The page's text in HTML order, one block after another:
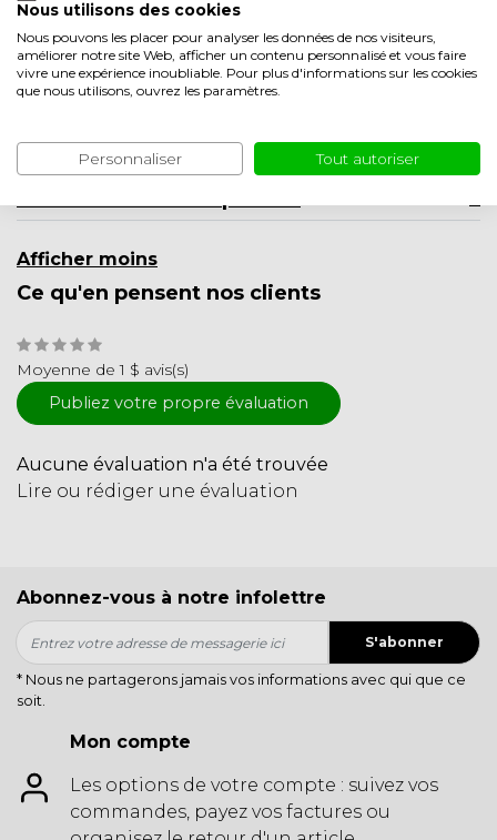
Garantie de 5 ans
Qualité artisanale des Pays-Bas
Description du produit
Afficher moins
Ce qu'en pensent nos clients
Moyenne de 1 $ avis(s)
Publiez votre propre évaluation
Aucune évaluation n'a été trouvée
Lire ou rédiger une évaluation
Abonnez-vous à notre infolettre
S'abonner
* Nous ne partagerons jamais vos informations avec qui que ce
soit.
Mon compte
Les options de votre compte : suivez vos
commandes, payez vos factures ou
Nous utilisons des cookies
Nous pouvons les placer pour analyser les données de nos visiteurs,
améliorer notre site Web, afficher un contenu personnalisé et vous faire
vivre une expérience inoubliable. Pour plus d'informations sur les cookies
que nous utilisons, ouvrez les paramètres.
Personnaliser Tout autoriser